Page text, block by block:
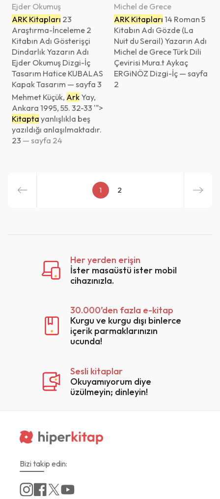
Ejder Okumuş
ARK Kitapları 23
Araştırma-İnceleme 2
Kitabın Adı Gösterişçi
Dindarlık Yazarın Adı
Ejder Okumuş Dizgi-İç
Tasarım Hatice KUBALAS
Kapak Tasarım — sayfa 3
Mehmet Küçük, Ark Yay,
Ankara 1995, 55. 32-33 '">
Kitapta yanlışlıkla beş
yazıldığı anlaşılmaktadır.
23 — sayfa 24
Michel de Grece
ARK Kitapları 14 Roman 5
Kitabın Adı Gözde (La
Nuit du Serail) Yazarın Adı
Michel de Grece Türk Dili
Çevirisi Mura.t Aykaç
ERGiNÖZ Dizgi-İç — sayfa
2
1 2
Her yerden erişin
İster masaüstü ister mobil
cihazınızla.
30.000’den fazla e-kitap
Kurgu ve kurgu dışı binlerce
içerik parmaklarınızın
ucunda!
Sesli kitaplar
Okuyamıyorum diye
üzülmeyin; dinleyin!
Bizi takip edin: